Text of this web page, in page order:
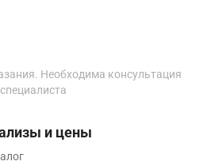
Необходима консультация
специалиста
и цены